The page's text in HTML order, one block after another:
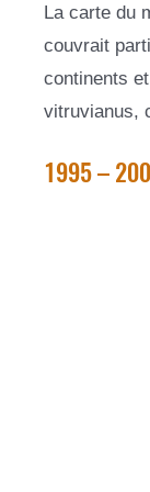
La carte du
couvrait
continents
vitruvianus,
1995 –